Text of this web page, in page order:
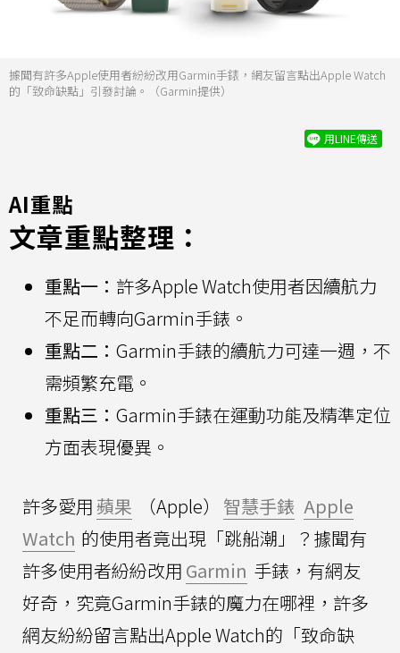
據聞有許多Apple使用者紛紛改用Garmin手錶，網友留言點出Apple Watch
的「致命缺點」引發討論。（Garmin提供）
用LINE傳送
AI重點
文章重點整理：
重點一： 許多Apple Watch使用者因續航力
不足而轉向Garmin手錶。
重點二： Garmin手錶的續航力可達一週，不
需頻繁充電。
重點三： Garmin手錶在運動功能及精準定位
方面表現優異。
許多愛用蘋果 （Apple） 智慧手錶 Apple
Watch 的使用者竟出現「跳船潮」？據聞有
許多使用者紛紛改用 Garmin 手錶，有網友
好奇，究竟Garmin手錶的魔力在哪裡，許多
網友紛紛留言點出Apple Watch的「致命缺